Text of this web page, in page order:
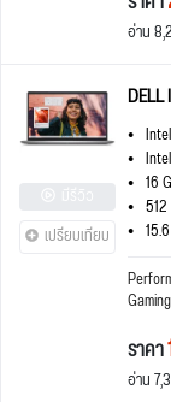
อ่าน
เปรียบเทียบ
16
Gaming
ราคา
อ่าน